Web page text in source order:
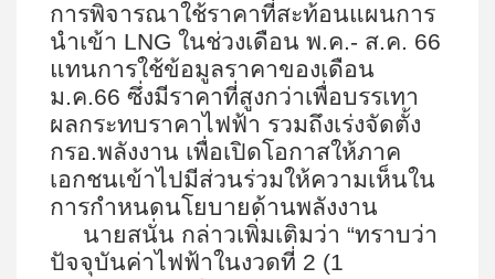
การพิจารณาใช้ราคาที่สะท้อนแผนการ
นำเข้า LNG ในช่วงเดือน พ.ค.- ส.ค. 66
แทนการใช้ข้อมูลราคาของเดือน
ม.ค.66 ซึ่งมีราคาที่สูงกว่าเพื่อบรรเทา
ผลกระทบราคาไฟฟ้า รวมถึงเร่งจัดตั้ง
กรอ.พลังงาน เพื่อเปิดโอกาสให้ภาค
เอกชนเข้าไปมีส่วนร่วมให้ความเห็นใน
การกำหนดนโยบายด้านพลังงาน
นายสนั่น กล่าวเพิ่มเติมว่า “ทราบว่า
ปัจจุบันค่าไฟฟ้าในงวดที่ 2 (1